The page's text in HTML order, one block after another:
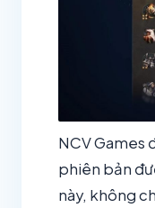
NCV Games
phiên bản
này, không